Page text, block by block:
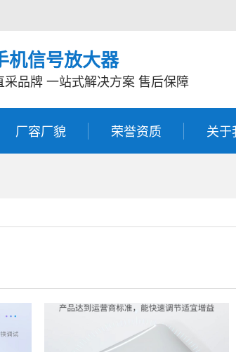
机信号放大器
采品牌 一站式解决方案 售后保障
厂容厂貌 荣誉资质 关于